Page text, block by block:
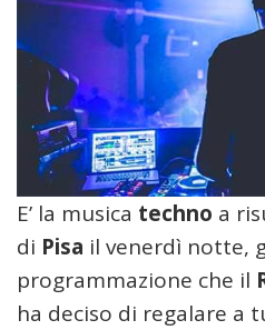
E’ la musica techno a
di Pisa il venerdì notte,
programmazione che il
ha deciso di regalare a